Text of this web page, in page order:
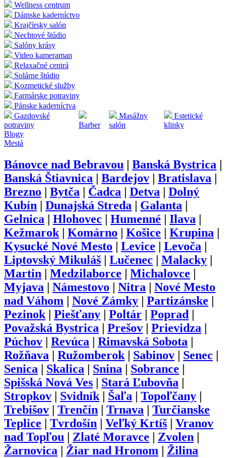
Wellness centrum
Dámske kaderníctvo
Krajčírsky salón
Nechtové štúdio
Salóny krásy
Video kameraman
Relaxačné centrá
Solárne štúdio
Kozmetické služby
Farmárske potraviny
Pánske kaderníctva
Gazdovské
potraviny
Barber
Masážny
salón
Estetické
klinky
Blogy
Mestá
Bánovce nad Bebravou Banská Bystrica
Banská Štiavnica
Bardejov Bratislava
Brezno
Bytča Čadca Detva
Dolný
Kubín
Dunajská Streda Galanta
Gelnica
Hlohovec Humenné Ilava
Kežmarok| Komárno Košice Krupina
Kysucké Nové Mesto
Levice Levoča
Liptovský Mikuláš
Lučenec Malacky
Martin
Medzilaborce Michalovce
Myjava
Námestovo Nitra
Nové Mesto
nad Váhom
Nové Zámky Partizánske
Pezinok| Piešťany Poltár Poprad
Považská Bystrica
Prešov Prievidza
Púchov
Revúca Rimavská Sobota
Rožňava
Ružomberok| Sabinov Senec
Senica
Skalica Snina Sobrance
Spišská Nová Ves
Stará Ľubovňa
Stropkov
Svidník| Šaľa Topoľčany
Trebišov
Trenčín Trnava
Turčianske
Teplice
Tvrdošín Veľký Krtíš
Vranov
nad Topľou
Zlaté Moravce Zvolen
Žarnovica
Žiar nad Hronom Žilina